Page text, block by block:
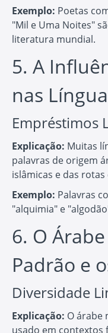
Exemplo: Poetas
"Mil e Uma Noites"
literatura mundial.
5. A
nas
Empréstimos
Explicação: Muitas
palavras de origem
islâmicas e das
Exemplo: Palavras
"alquimia" e
6. O
Padrão e
Diversidade
Explicação: O árabe
usado em contextos